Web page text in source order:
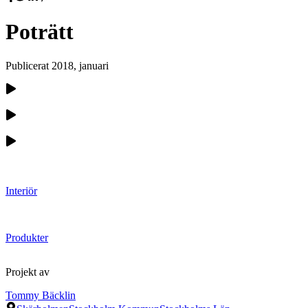
Poträtt
Publicerat 2018, januari
Interiör
Produkter
Projekt av
Tommy Bäcklin